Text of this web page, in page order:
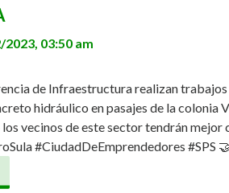
2023, 03:50 am
de Infraestructura realizan
hidráulico en pasajes de la colonia
vecinos de este sector tendrán mejor
#CiudadDeEmprendedores #SPS